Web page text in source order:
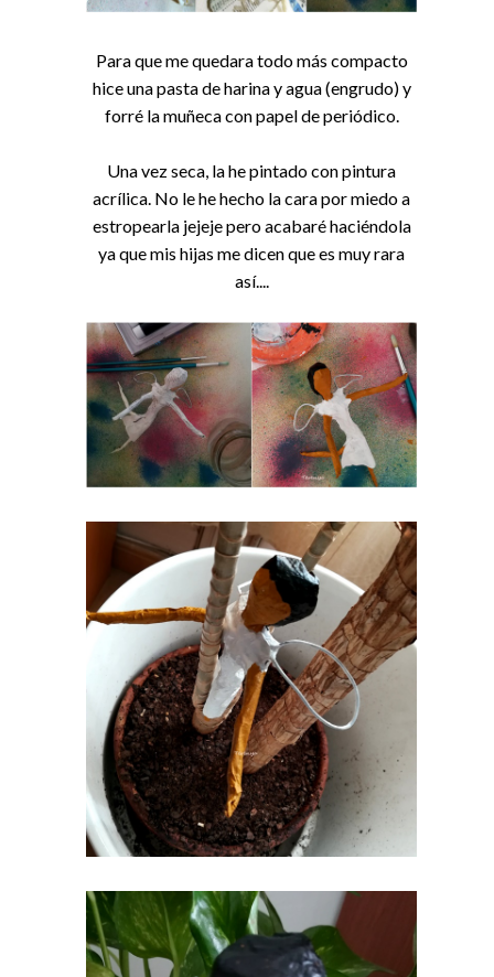
Para que me quedara todo más compacto
hice una pasta de harina y agua (engrudo) y
forré la muñeca con papel de periódico.
Una vez seca, la he pintado con pintura
acrílica. No le he hecho la cara por miedo a
estropearla jejeje pero acabaré haciéndola
ya que mis hijas me dicen que es muy rara
así....